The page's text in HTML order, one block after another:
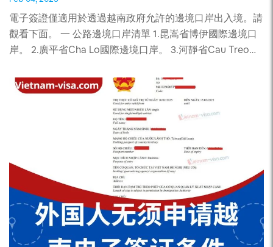
重和欣賞其文化的個人，而不是僅僅尋求簽證便利的個人。
試點實施和獨特身份 專家建議，黃金簽證不應先在全國推
行，而應在河內、胡志明市、富國島和峴港等發達地區試
行。在此期間，越南應加強其服務供應鏈和勞動力素質，以
國家的做法，而應打造一個能體現其獨特優勢的獨特計畫。
「越南不僅僅是東南亞與泰國、馬來西亞或新加坡並列的另
一個旅遊目的地。越南擁有自己的特色，黃金簽證計劃應該
凸顯這一獨特性，」赫伯特總結道。 ► 請繼續關注我們，
獲取更多更新！ 微信公眾號：中越旅遊橋樑
有任何疑問或需要協助，請諮詢我們。我們是越南大使館的
委託代理除了提供大家最準確的越南簽證事情的消息還可以
幫助大家快速申請越南簽證。 聯絡方式：
vn876461188 – 中越旅游桥梁
電子簽證僅適用於透過越南政府允許的邊境口岸出入境。請
觀看下面。 一 公路邊境口岸清單 1.昆嵩省博伊國際邊境口
岸。 2.廣平省Cha Lo國際邊境口岸。 3.河靜省Cau Treo國
際邊境口岸。 6.廣治省老堡國際邊境口岸。 7.老街省老街國
際邊境口岸。 8.廣治省拉萊國際邊境口岸。 9.西寧省木排國
際邊境口岸。 10.廣寧省芒街國際邊境口岸。 11.邯安省南坎
國際邊境門。 12.清化省納苗國際邊境口岸。 13.安江省永昌
國際公路及水路邊境口岸。 14.安江省靜邊國際邊境口岸。
15.奠邊省西莊國際邊境門。 16.西寧省Xa Mat國際邊境門。
二 航空港列表 吉碑機場登機口。 金蘭機場登機口。 芹苴機
場登機口。 峴港機場登機口。 內排機場登機口。 富國島機
場登機口。 富牌機場登機口。 新山一機場登機口。 雲屯機
場登機口。 壽春機場登機口。 同海機場登機口。 富吉機場
登機口。 蓮花生機場邊境大門。 三 海港列表 1.承天順化省